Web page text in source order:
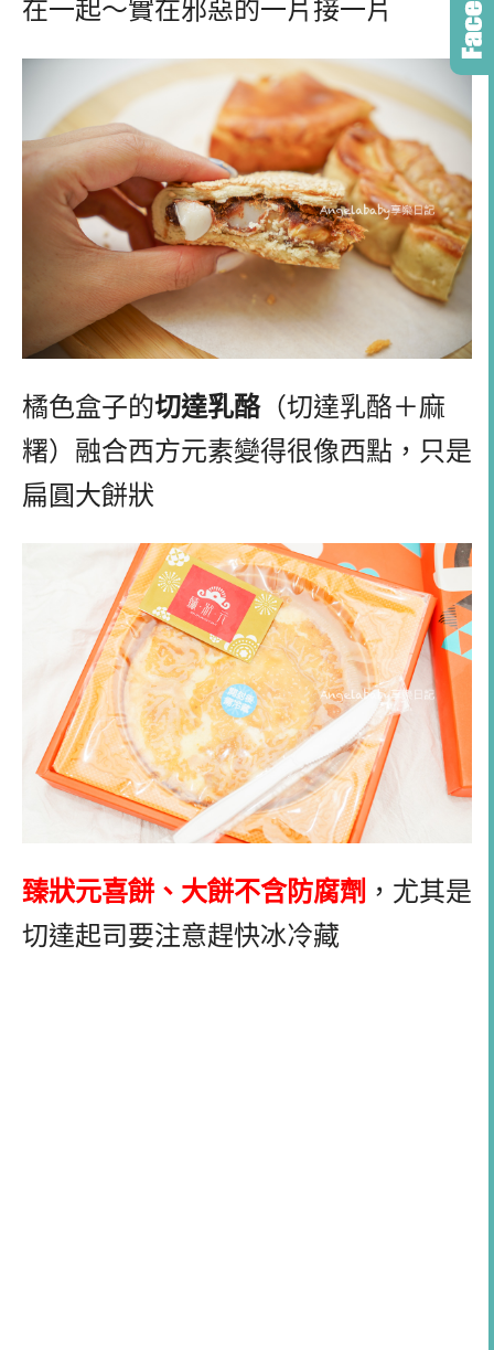
在一起～實在邪惡的一片接一片
橘色盒子的切達乳酪（切達乳酪＋麻
糬）融合西方元素變得很像西點，只是
扁圓大餅狀
臻狀元喜餅、大餅不含防腐劑 ，尤其是
切達起司要注意趕快冰冷藏